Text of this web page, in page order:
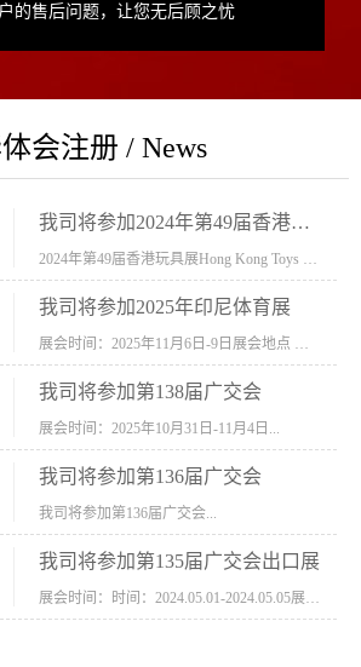
的售后问题，让您无后顾之忧
会注册 / News
我司将参加2024年第49届香港玩具展Hong Kong Toys & Games Fair 欢迎新···
我司将参加2025年印尼体育展
我司将参加第138届广交会
展会时间：2025年10月31日-11月4日...
我司将参加第136届广交会
我司将参加第136届广交会...
我司将参加第135届广交会出口展
展会时间：时间：2024.05.01-2024.05.05展会地址：中国进出口商品交易会展馆福建康莱宝公司展位号12.1G37-38、H11-12，浙江康莱宝展位号17.1B23-24、C19-20...